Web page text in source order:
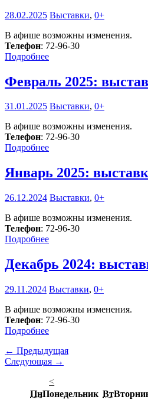
28.02.2025 Выставки, 0+
В афише возможны изменения.
Телефон: 72-96-30
Подробнее
Февраль 2025:
31.01.2025 Выставки, 0+
В афише возможны изменения.
Телефон: 72-96-30
Подробнее
Январь 2025:
26.12.2024 Выставки, 0+
В афише возможны изменения.
Телефон: 72-96-30
Подробнее
Декабрь 2024:
29.11.2024 Выставки, 0+
В афише возможны изменения.
Телефон: 72-96-30
Подробнее
← Предыдущая
Следующая →
<
ПнПонедельник Вт